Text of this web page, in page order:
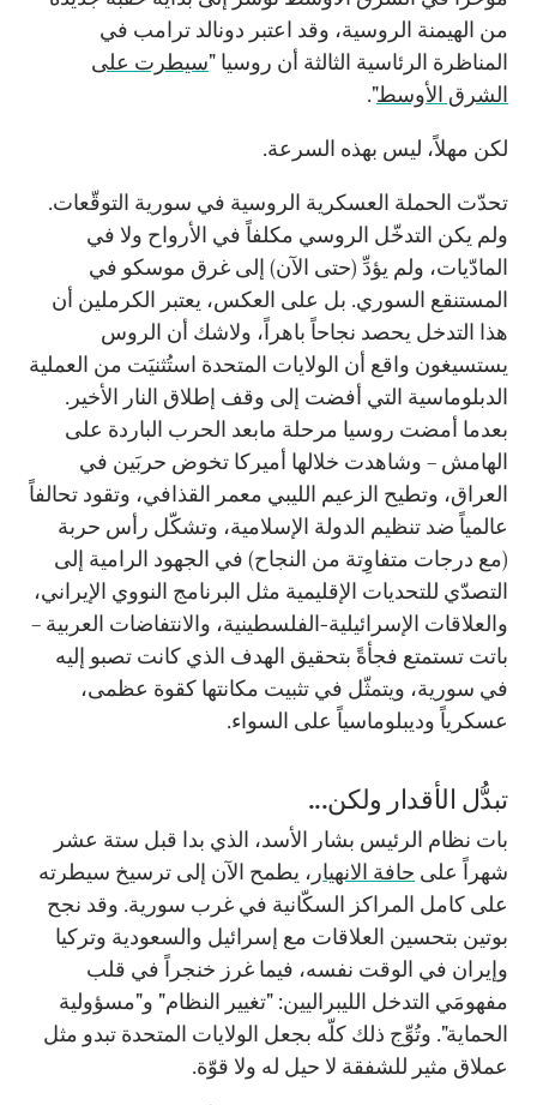
من الهيمنة الروسية، وقد اعتبر دونالد ترامب في
المناظرة الرئاسية الثالثة أن روسيا "سيطرت على
الشرق الأوسط".
لكن مهلاً، ليس بهذه السرعة.
تحدّت الحملة العسكرية الروسية في سورية التوقّعات.
ولم يكن التدخّل الروسي مكلفاً في الأرواح ولا في
المادّيات، ولم يؤدِّ (حتى الآن) إلى غرق موسكو في
المستنقع السوري. بل على العكس، يعتبر الكرملين أن
هذا التدخل يحصد نجاحاً باهراً، ولاشك أن الروس
يستسيغون واقع أن الولايات المتحدة استُثنيَت من العملية
الدبلوماسية التي أفضت إلى وقف إطلاق النار الأخير.
بعدما أمضت روسيا مرحلة مابعد الحرب الباردة على
الهامش – وشاهدت خلالها أميركا تخوض حربَين في
العراق، وتطيح الزعيم الليبي معمر القذافي، وتقود تحالفاً
عالمياً ضد تنظيم الدولة الإسلامية، وتشكّل رأس حربة
(مع درجات متفاوِتة من النجاح) في الجهود الرامية إلى
التصدّي للتحديات الإقليمية مثل البرنامج النووي الإيراني،
والعلاقات الإسرائيلية-الفلسطينية، والانتفاضات العربية –
باتت تستمتع فجأةً بتحقيق الهدف الذي كانت تصبو إليه
في سورية، ويتمثّل في تثبيت مكانتها كقوة عظمى،
عسكرياً وديبلوماسياً على السواء.
تبدُّل الأقدار ولكن...
بات نظام الرئيس بشار الأسد، الذي بدا قبل ستة عشر
شهراً على حافة الانهيار ، يطمح الآن إلى ترسيخ سيطرته
على كامل المراكز السكّانية في غرب سورية. وقد نجح
بوتين بتحسين العلاقات مع إسرائيل والسعودية وتركيا
وإيران في الوقت نفسه، فيما غرز خنجراً في قلب
مفهومَي التدخل الليبراليين: "تغيير النظام" و"مسؤولية
الحماية". وتُوِّج ذلك كلّه بجعل الولايات المتحدة تبدو مثل
عملاق مثير للشفقة لا حيل له ولا قوّة.